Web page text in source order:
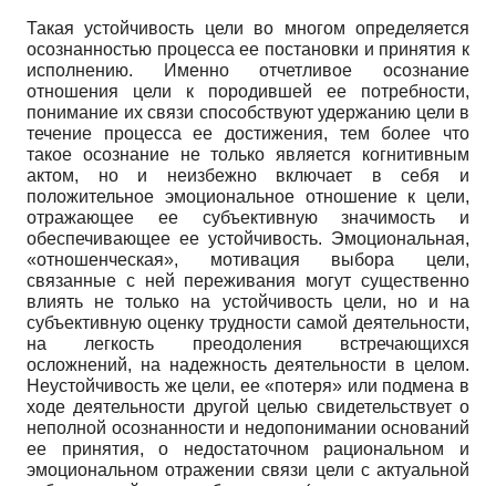
Такая устойчивость цели во многом определяется
осознанностью процесса ее постановки и принятия к
исполнению. Именно отчетливое осознание
отношения цели к породившей ее потребности,
понимание их связи способствуют удержанию цели в
течение процесса ее достижения, тем более что
такое осознание не только является когнитивным
актом, но и неизбежно включает в себя и
положительное эмоциональное отношение к цели,
отражающее ее субъективную значимость и
обеспечивающее ее устойчивость. Эмоциональная,
«отношенческая», мотивация выбора цели,
связанные с ней переживания могут существенно
влиять не только на устойчивость цели, но и на
субъективную оценку трудности самой деятельности,
на легкость преодоления встречающихся
осложнений, на надежность деятельности в целом.
Неустойчивость же цели, ее «потеря» или подмена в
ходе деятельности другой целью свидетельствует о
неполной осознанности и недопонимании оснований
ее принятия, о недостаточном рациональном и
эмоциональном отражении связи цели с актуальной